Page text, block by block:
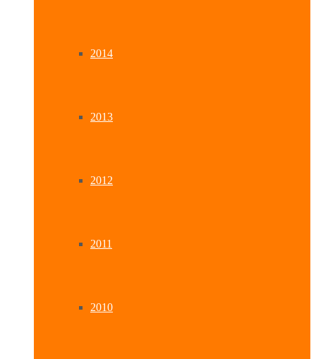
2014
2013
2012
2011
2010